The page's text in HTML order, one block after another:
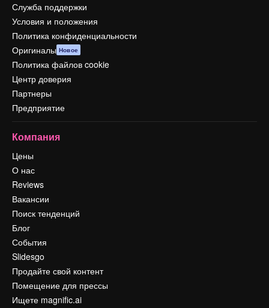
Служба поддержки
Условия и положения
Политика конфиденциальности
Оригиналы Новое
Политика файлов cookie
Центр доверия
Партнеры
Предприятие
Компания
Цены
О нас
Reviews
Вакансии
Поиск тенденций
Блог
События
Slidesgo
Продайте свой контент
Помещение для прессы
Ищете magnific.ai